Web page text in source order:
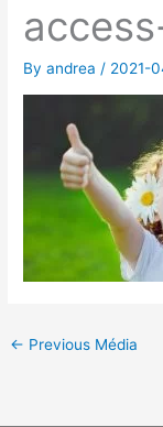
Byandrea / 2021-
← Previous Média